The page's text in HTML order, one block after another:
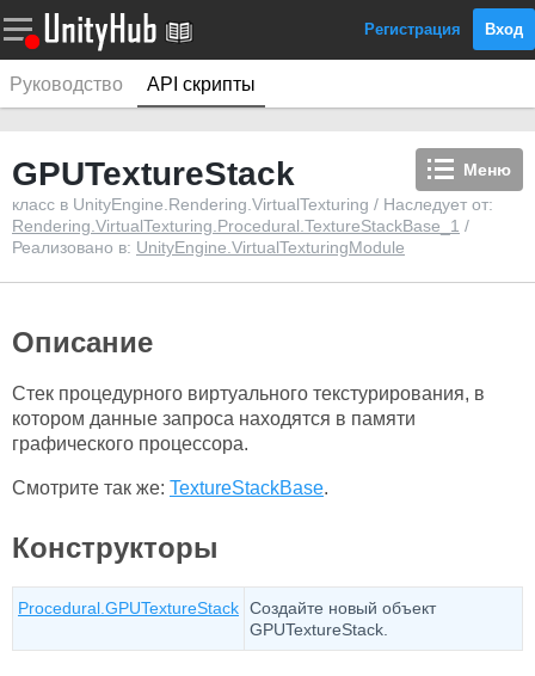
Регистрация Вход
Руководство API скрипты
Меню
GPUTextureStack
класс в UnityEngine.Rendering.VirtualTexturing / Наследует от:
Rendering.VirtualTexturing.Procedural.TextureStackBase_1 /
Реализовано в: UnityEngine.VirtualTexturingModule
Описание
Стек процедурного виртуального текстурирования, в
котором данные запроса находятся в памяти
графического процессора.
Смотрите так же: TextureStackBase.
Конструкторы
Procedural.GPUTextureStack Создайте новый объект
GPUTextureStack.